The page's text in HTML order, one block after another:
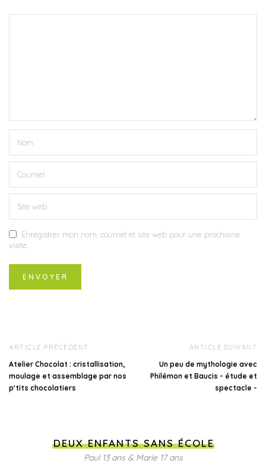
Enregistrer mon nom, courriel et site web pour une prochaine
visite.
ARTICLE PRÉCÉDENT
Atelier Chocolat : cristallisation,
moulage et assemblage par nos
p'tits chocolatiers
ARTICLE SUIVANT
Un peu de mythologie avec
Philémon et Baucis - étude et
spectacle -
DEUX ENFANTS SANS ÉCOLE
Paul 13 ans & Marie 17 ans